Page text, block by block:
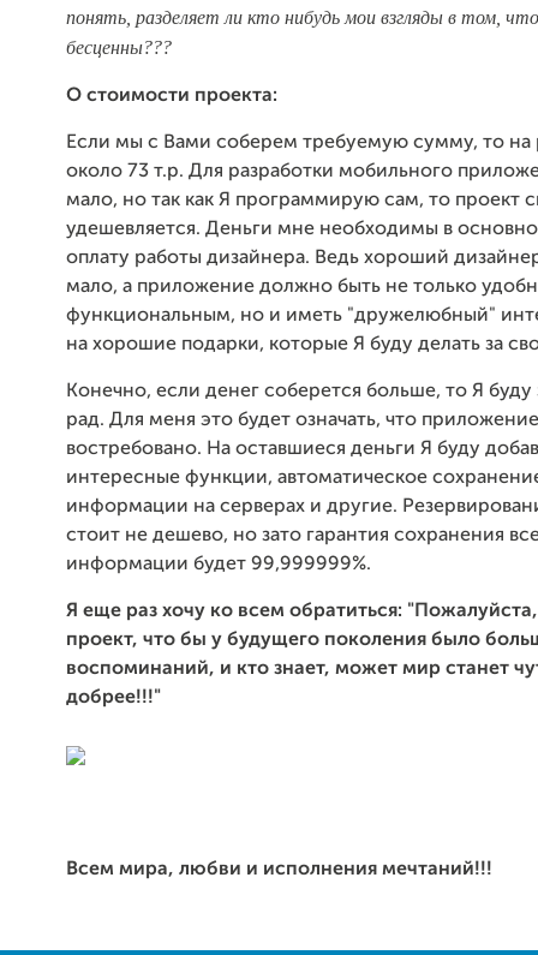
понять, разделяет ли кто нибудь мои взгляды в том,
бесценны???
О стоимости проекта:
Если мы с Вами соберем требуемую сумму, то на
около 73 т.р. Для разработки мобильного
мало, но так как Я программирую сам, то проект
удешевляется. Деньги мне необходимы в
оплату работы дизайнера. Ведь хороший
мало, а приложение должно быть не только
функциональным, но и иметь "дружелюбный"
на хорошие подарки, которые Я буду делать за
Конечно, если денег соберется больше, то Я
рад. Для меня это будет означать, что приложение
востребовано. На оставшиеся деньги Я буду
интересные функции, автоматическое
информации на серверах и другие.
стоит не дешево, но зато гарантия сохранения
информации будет 99,999999%.
Я еще раз хочу ко всем обратиться:
проект, что бы у будущего поколения было
воспоминаний, и кто знает, может мир станет
добрее!!!"
Всем мира, любви и исполнения мечтаний!!!